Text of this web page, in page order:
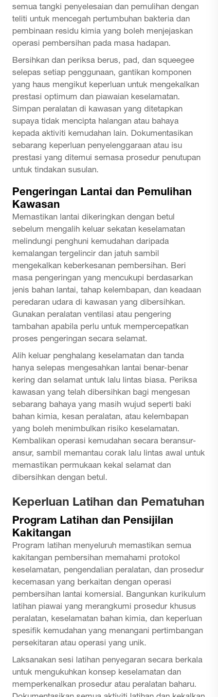
semua tangki penyelesaian dan pemulihan dengan
teliti untuk mencegah pertumbuhan bakteria dan
pembinaan residu kimia yang boleh menjejaskan
operasi pembersihan pada masa hadapan.
Bersihkan dan periksa berus, pad, dan squeegee
selepas setiap penggunaan, gantikan komponen
yang haus mengikut keperluan untuk mengekalkan
prestasi optimum dan piawaian keselamatan.
Simpan peralatan di kawasan yang ditetapkan
supaya tidak mencipta halangan atau bahaya
kepada aktiviti kemudahan lain. Dokumentasikan
sebarang keperluan penyelenggaraan atau isu
prestasi yang ditemui semasa prosedur penutupan
untuk tindakan susulan.
Pengeringan Lantai dan Pemulihan
Kawasan
Memastikan lantai dikeringkan dengan betul
sebelum mengalih keluar sekatan keselamatan
melindungi penghuni kemudahan daripada
kemalangan tergelincir dan jatuh sambil
mengekalkan keberkesanan pembersihan. Beri
masa pengeringan yang mencukupi berdasarkan
jenis bahan lantai, tahap kelembapan, dan keadaan
peredaran udara di kawasan yang dibersihkan.
Gunakan peralatan ventilasi atau pengering
tambahan apabila perlu untuk mempercepatkan
proses pengeringan secara selamat.
Alih keluar penghalang keselamatan dan tanda
hanya selepas mengesahkan lantai benar-benar
kering dan selamat untuk lalu lintas biasa. Periksa
kawasan yang telah dibersihkan bagi mengesan
sebarang bahaya yang masih wujud seperti baki
bahan kimia, kesan peralatan, atau kelembapan
yang boleh menimbulkan risiko keselamatan.
Kembalikan operasi kemudahan secara beransur-
ansur, sambil memantau corak lalu lintas awal untuk
memastikan permukaan kekal selamat dan
dibersihkan dengan betul.
Keperluan Latihan dan Pematuhan
Program Latihan dan Pensijilan
Kakitangan
Program latihan menyeluruh memastikan semua
kakitangan pembersihan memahami protokol
keselamatan, pengendalian peralatan, dan prosedur
kecemasan yang berkaitan dengan operasi
pembersihan lantai komersial. Bangunkan kurikulum
latihan piawai yang merangkumi prosedur khusus
peralatan, keselamatan bahan kimia, dan keperluan
spesifik kemudahan yang menangani pertimbangan
persekitaran atau operasi yang unik.
Laksanakan sesi latihan penyegaran secara berkala
untuk mengukuhkan konsep keselamatan dan
memperkenalkan prosedur atau peralatan baharu.